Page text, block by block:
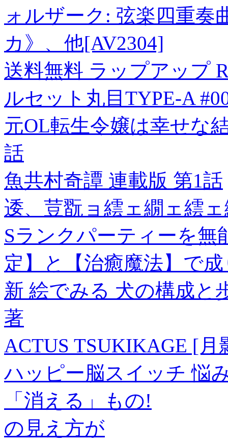
ォルザーク: 弦楽四重奏
カ》、他[AV2304]
送料無料 ラップアップ
ルセット丸目TYPE-A
元OL転生令嬢は幸せな
話
魚共村奇譚 連載版 第1話
逶、荳翫ョ繧ェ繝ェ繧
Sランクパーティーを無
定】と【治癒魔法】で
新 絵でみる 犬の構成と
著
ACTUS TSUKIKAGE [月
ハッピー脳スイッチ 悩
「消える」もの!
の見え方が